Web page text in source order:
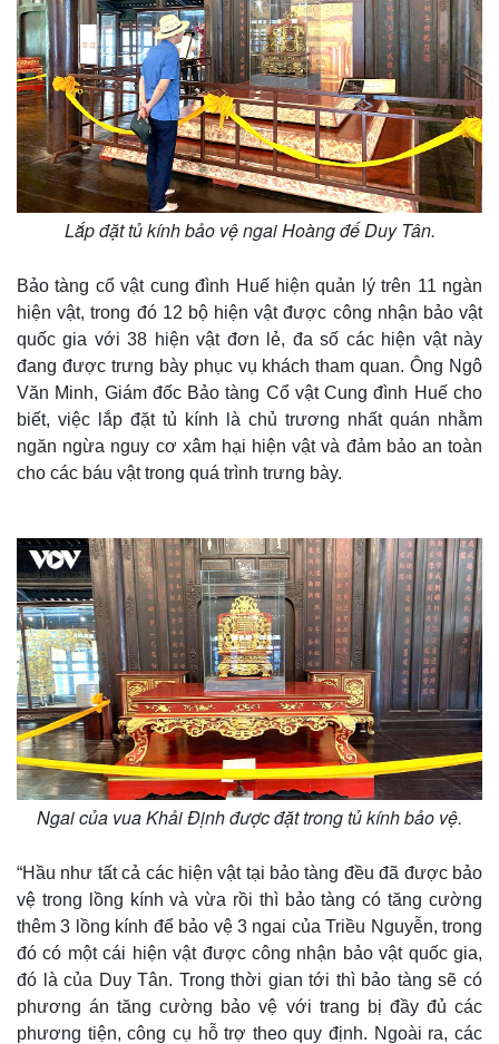
Thế giới
Quan sát
Cuộc sống đó đây
Hồ sơ
Multimedia
Video
Ảnh
E-Magazine
Infographic
Lắp đặt tủ kính bảo vệ ngai Hoàng đế Duy Tân.
Bảo tàng cổ vật cung đình Huế hiện quản lý trên 11 ngàn
hiện vật, trong đó 12 bộ hiện vật được công nhận bảo vật
quốc gia với 38 hiện vật đơn lẻ, đa số các hiện vật này
đang được trưng bày phục vụ khách tham quan. Ông Ngô
Văn Minh, Giám đốc Bảo tàng Cổ vật Cung đình Huế cho
biết, việc lắp đặt tủ kính là chủ trương nhất quán nhằm
ngăn ngừa nguy cơ xâm hại hiện vật và đảm bảo an toàn
cho các báu vật trong quá trình trưng bày.
Ngai của vua Khải Định được đặt trong tủ kính bảo vệ.
“Hầu như tất cả các hiện vật tại bảo tàng đều đã được bảo
vệ trong lồng kính và vừa rồi thì bảo tàng có tăng cường
thêm 3 lồng kính để bảo vệ 3 ngai của Triều Nguyễn, trong
đó có một cái hiện vật được công nhận bảo vật quốc gia,
đó là của Duy Tân. Trong thời gian tới thì bảo tàng sẽ có
phương án tăng cường bảo vệ với trang bị đầy đủ các
phương tiện, công cụ hỗ trợ theo quy định. Ngoài ra, các